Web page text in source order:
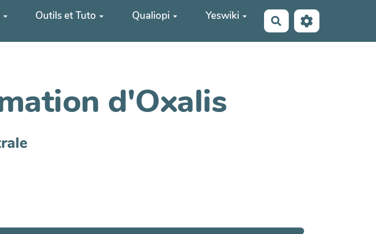
Outils et Tuto Qualiopi Yeswiki Rechercher
d'Oxalis